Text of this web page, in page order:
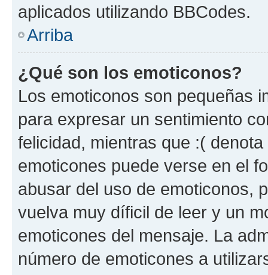
aplicados utilizando BBCodes.
Arriba
¿Qué son los emoticonos?
Los emoticonos son pequeñas
para expresar un sentimiento
felicidad, mientras que :(
emoticones puede verse en el
abusar del uso de emoticonos,
vuelva muy díficil de leer y un
emoticones del mensaje. La
número de emoticones a